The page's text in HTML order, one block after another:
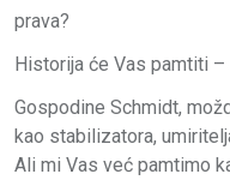
prava?
Historija će Vas pamtiti –
Gospodine Schmidt,
kao stabilizatora,
Ali mi Vas već pamtimo